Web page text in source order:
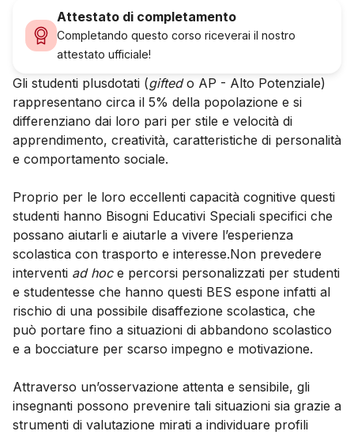
Attestato di completamento
Completando questo corso riceverai il nostro
attestato ufficiale!
Gli studenti plusdotati (giftedo AP - Alto Potenziale)
rappresentano circa il 5% della popolazione e si
differenziano dai loro pari per stile e velocità di
apprendimento, creatività, caratteristiche di personalità
e comportamento sociale.
Proprio per le loro eccellenti capacità cognitive questi
studenti hanno Bisogni Educativi Speciali specifici che
possano aiutarli e aiutarle a vivere l’esperienza
scolastica con trasporto e interesse.Non prevedere
interventi ad hoce percorsi personalizzati per studenti
e studentesse che hanno questi BES espone infatti al
rischio di una possibile disaffezione scolastica, che
può portare fino a situazioni di abbandono scolastico
e a bocciature per scarso impegno e motivazione.
Attraverso un’osservazione attenta e sensibile, gli
insegnanti possono prevenire tali situazioni sia grazie a
strumenti di valutazione mirati a individuare profili